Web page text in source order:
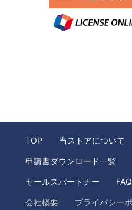
TOP 当ストアについて
申請書ダウンロード一覧
セールスパートナー FAQ
会社概要 プライバシー